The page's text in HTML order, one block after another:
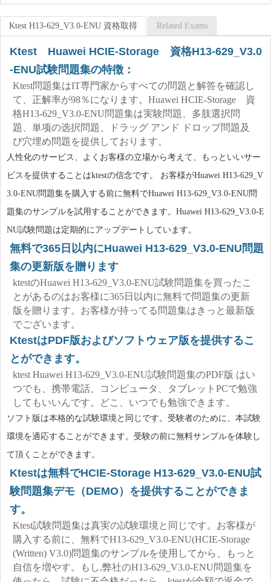
Ktest H13-629_V3.0-ENU 資格取得 Related Exams
Ktest Huawei HCIE-Storage 資格H13-629_V3.0
-ENU試験問題集の特徴：
Ktest問題集はIT専門家からすべての問題と解答を確認し
て、正解率が98％になります。Huawei HCIE-Storage 資
格H13-629_V3.0-ENU問題集は実験問題、多肢選択問
題、単项の选択問題、ドラッグ アンド ドロップ問題及
び穴埋め問題を提供しております。
人性化のサービス、よくお客様の立場から考えて、もっといいサー
ビスを提供することはktestの信念です。 お客様がHuawei H13-629_V
3.0-ENU問題集を購入する前に無料でHuawei H13-629_V3.0-ENU問
題集のサンプルを試用することができます。Huawei H13-629_V3.0-E
NU試験問題は定期的にアップデートしています。
無料で365日以内にHuawei H13-629_V3.0-ENU問題
集の更新版を贈ります
ktestのHuawei H13-629_V3.0-ENU試験問題集を買ったこ
とがあるのはお客様に365日以内に無料で問題集の更新
版を贈ります。お客様が持ってる問題集はきっと最新版
でございます。
KtestはPDF版およびソフトウェア版を提供するこ
とができます。
ktest Huawei H13-629_V3.0-ENU試験問題集のPDF版 はい
つでも、携帯電話、コンピュータ、タブレットPCで勉強
してもいいんです。どこ、いつでも勉強できます。
ソフト版は本格的な試験環境と同じです。受験者のために、本試験
環境を適応することができます。受験の前に無料サンプルを体験し
て頂くことができます。
Ktestは無料でHCIE-Storage H13-629_V3.0-ENU試
験問題集デモ（DEMO）を提供することができま
す。
Ktest試験問題集は真実の試験環境と同じです。お客様が
購入する前に、無料でH13-629_V3.0-ENU(HCIE-Storage
(Written) V3.0)問題集のサンプルを使用してから、もっと
自信を増やす。もし,弊社のH13-629_V3.0-ENU問題集を